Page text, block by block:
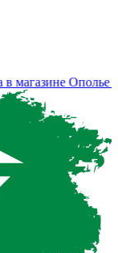
Ополье